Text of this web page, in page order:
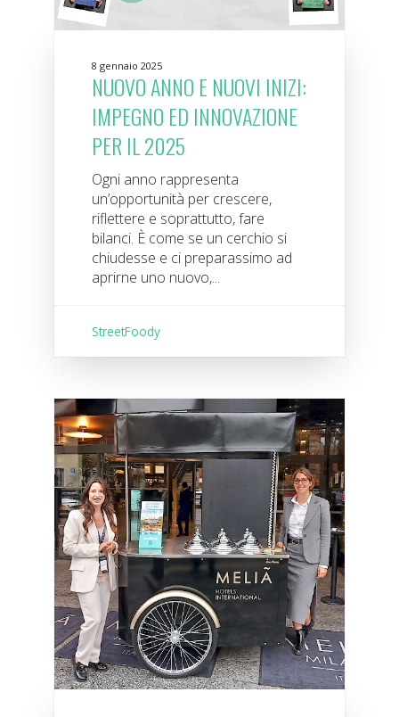
8 gennaio 2025
NUOVO ANNO E NUOVI INIZI:
IMPEGNO ED INNOVAZIONE
PER IL 2025
Ogni anno rappresenta
un’opportunità per crescere,
riflettere e soprattutto, fare
bilanci. È come se un cerchio si
chiudesse e ci preparassimo ad
aprirne uno nuovo,...
StreetFoody